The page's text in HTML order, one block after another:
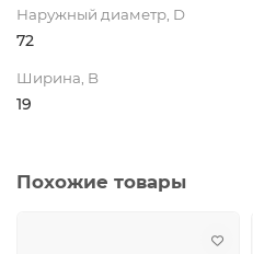
Наружный диаметр, D
72
Ширина, B
19
Похожие товары